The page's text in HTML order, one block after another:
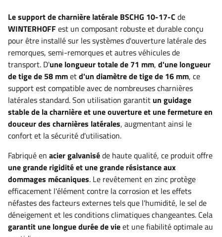
Le support de charnière latérale BSCHG 10-17-C de
WINTERHOFFest un composant robuste et durable conçu
pour être installé sur les systèmes d'ouverture latérale des
remorques, semi-remorques et autres véhicules de
transport. D'une longueur totale de 71 mm, d'une longueur
de tige de 58 mmetd'un diamètre de tige de 16 mm, ce
supportest compatible avec de nombreuses charnières
latérales standard. Son utilisation garantit un guidage
stable de la charnière et une ouverture et une fermeture en
douceur des charnières latérales, augmentant ainsi le
confort et la sécurité d'utilisation.
Fabriqué en acier galvaniséde haute qualité, ce produit offre
une grande rigidité et une grande résistance aux
dommages mécaniques. Le revêtement en zinc protège
efficacement l'élément contre la corrosion et les effets
néfastes des facteurs externes tels que l'humidité, le sel de
déneigement et les conditions climatiques changeantes. Cela
garantit une longue durée de vieet une fiabilité optimale au